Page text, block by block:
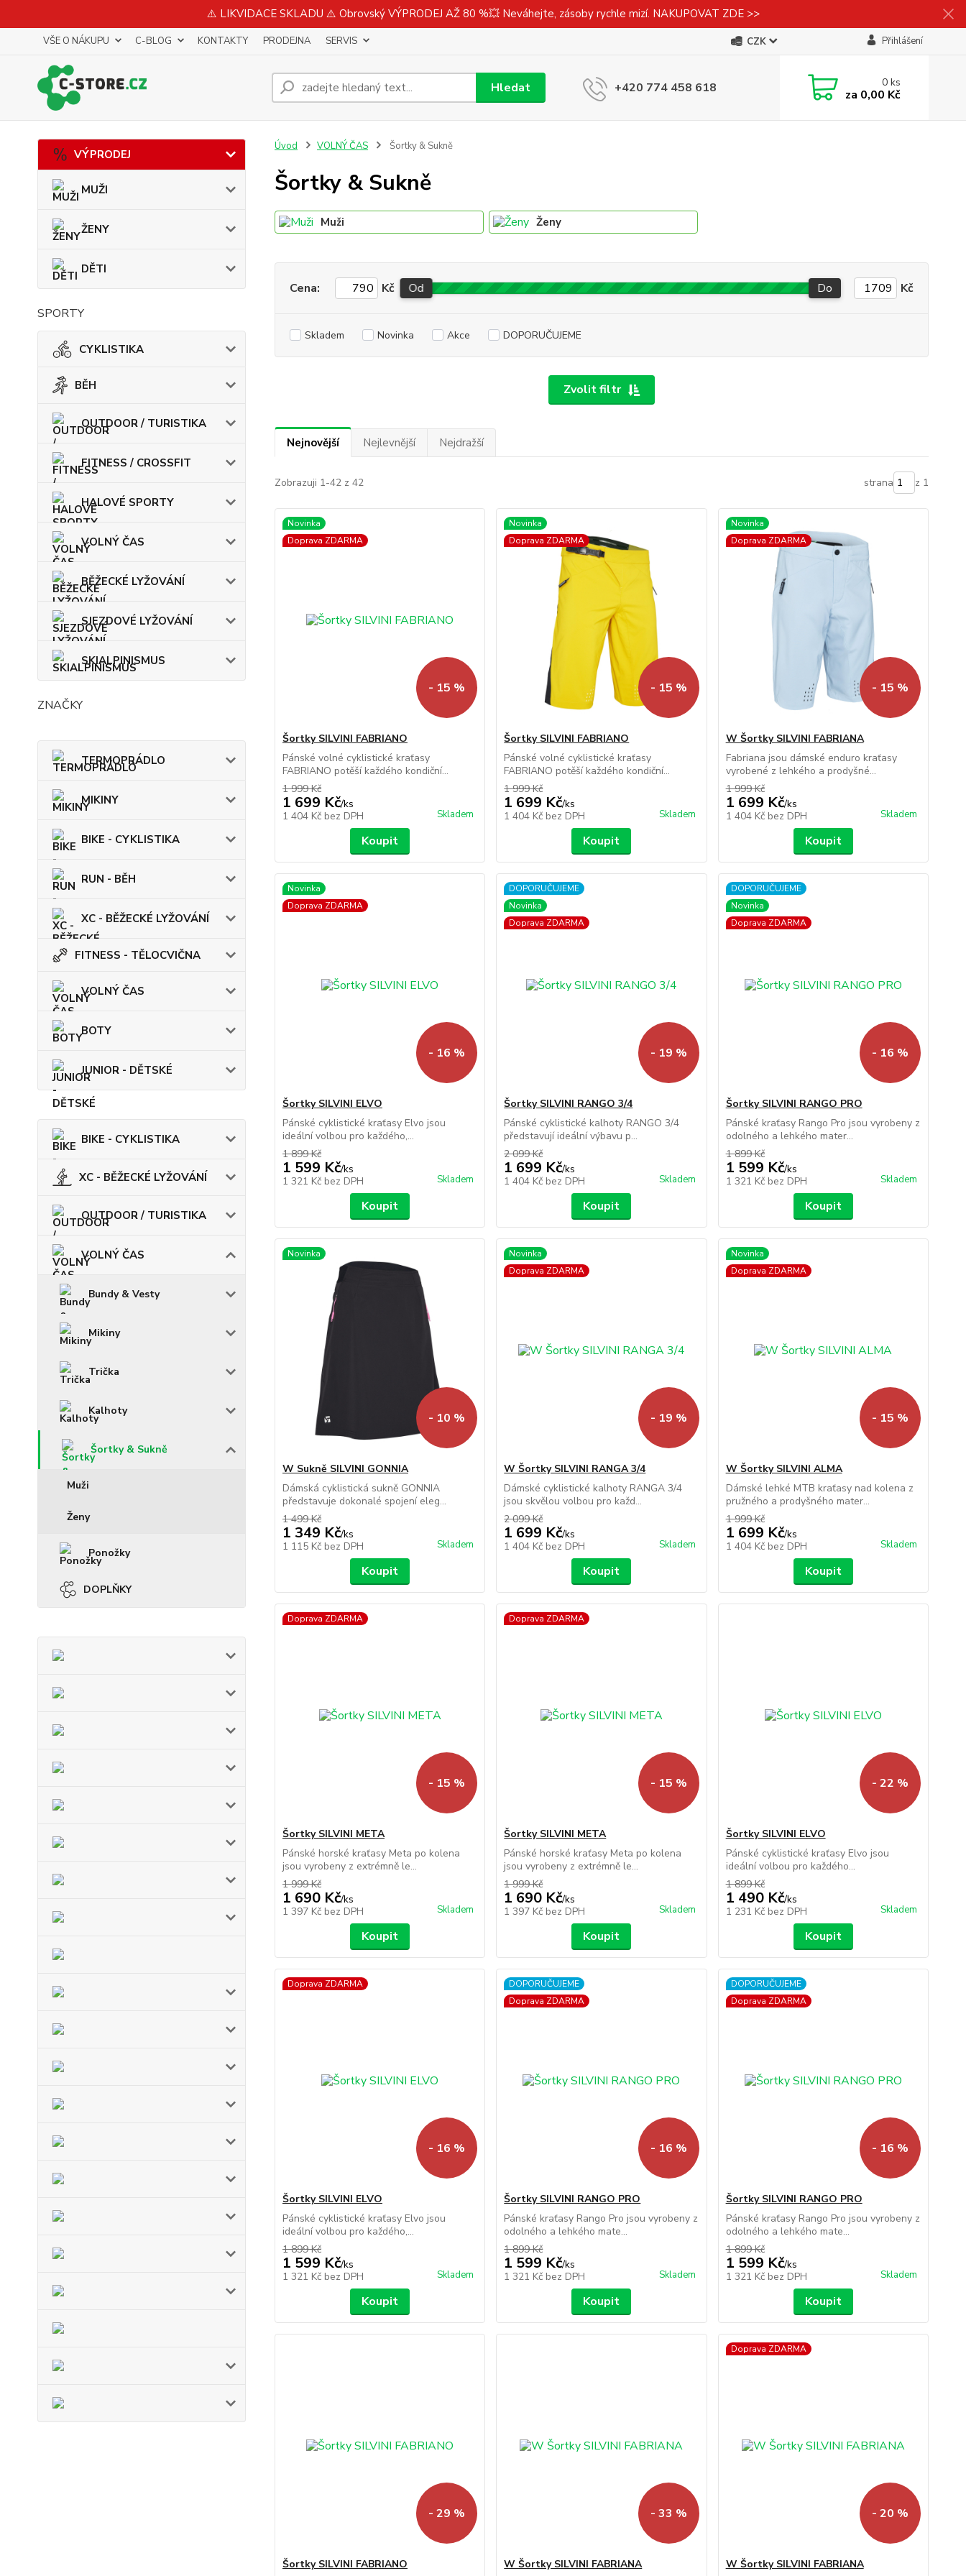
⚠️ LIKVIDACE SKLADU ⚠️ Obrovský VÝPRODEJ AŽ 80 %💥 Neváhejte, zásoby rychle mizí. NAKUPOVAT ZDE >>
VŠE O NÁKUPU C-BLOG KONTAKTY PRODEJNA SERVIS CZK Přihlášení
Hledat +420 774 458 618 0ks
za 0,00 Kč
VÝPRODEJ
MUŽI
ŽENY
DĚTI
SPORTY
CYKLISTIKA
BĚH
OUTDOOR / TURISTIKA
FITNESS / CROSSFIT
HALOVÉ SPORTY
VOLNÝ ČAS
BĚŽECKÉ LYŽOVÁNÍ
SJEZDOVÉ LYŽOVÁNÍ
SKIALPINISMUS
ZNAČKY
TERMOPRÁDLO
MIKINY
BIKE - CYKLISTIKA
RUN - BĚH
XC - BĚŽECKÉ LYŽOVÁNÍ
FITNESS - TĚLOCVIČNA
VOLNÝ ČAS
BOTY
JUNIOR - DĚTSKÉ
BIKE - CYKLISTIKA
XC - BĚŽECKÉ LYŽOVÁNÍ
OUTDOOR / TURISTIKA
VOLNÝ ČAS
Bundy & Vesty
Mikiny
Trička
Kalhoty
Šortky & Sukně
Muži
Ženy
Ponožky
DOPLŇKY
Úvod VOLNÝ ČAS Šortky & Sukně
Šortky & Sukně
Muži Ženy
Zvolit filtr
Cena: Kč Od Do Kč
Skladem Novinka Akce DOPORUČUJEME
Nejnovější Nejlevnější Nejdražší
Zobrazuji 1-42 z 42 strana z 1
Novinka
Doprava ZDARMA
- 15 %
Šortky SILVINI FABRIANO
Pánské volné cyklistické kraťasy
FABRIANO potěší každého kondiční...
1 999 Kč
1 699 Kč/ks
1 404 Kč bez DPH Skladem
Koupit
Novinka
Doprava ZDARMA
- 15 %
Šortky SILVINI FABRIANO
Pánské volné cyklistické kraťasy
FABRIANO potěší každého kondiční...
1 999 Kč
1 699 Kč/ks
1 404 Kč bez DPH Skladem
Koupit
Novinka
Doprava ZDARMA
- 15 %
W Šortky SILVINI FABRIANA
Fabriana jsou dámské enduro kraťasy
vyrobené z lehkého a prodyšné...
1 999 Kč
1 699 Kč/ks
1 404 Kč bez DPH Skladem
Koupit
Novinka
Doprava ZDARMA
- 16 %
Šortky SILVINI ELVO
Pánské cyklistické kraťasy Elvo jsou
ideální volbou pro každého,...
1 899 Kč
1 599 Kč/ks
1 321 Kč bez DPH Skladem
Koupit
DOPORUČUJEME
Novinka
Doprava ZDARMA
- 19 %
Šortky SILVINI RANGO 3/4
Pánské cyklistické kalhoty RANGO 3/4
představují ideální výbavu p...
2 099 Kč
1 699 Kč/ks
1 404 Kč bez DPH Skladem
Koupit
DOPORUČUJEME
Novinka
Doprava ZDARMA
- 16 %
Šortky SILVINI RANGO PRO
Pánské kraťasy Rango Pro jsou vyrobeny z
odolného a lehkého mater...
1 899 Kč
1 599 Kč/ks
1 321 Kč bez DPH Skladem
Koupit
Novinka
- 10 %
W Sukně SILVINI GONNIA
Dámská cyklistická sukně GONNIA
představuje dokonalé spojení eleg...
1 499 Kč
1 349 Kč/ks
1 115 Kč bez DPH Skladem
Koupit
Novinka
Doprava ZDARMA
- 19 %
W Šortky SILVINI RANGA 3/4
Dámské cyklistické kalhoty RANGA 3/4
jsou skvělou volbou pro každ...
2 099 Kč
1 699 Kč/ks
1 404 Kč bez DPH Skladem
Koupit
Novinka
Doprava ZDARMA
- 15 %
W Šortky SILVINI ALMA
Dámské lehké MTB kraťasy nad kolena z
pružného a prodyšného mater...
1 999 Kč
1 699 Kč/ks
1 404 Kč bez DPH Skladem
Koupit
Doprava ZDARMA
- 15 %
Šortky SILVINI META
Pánské horské kraťasy Meta po kolena
jsou vyrobeny z extrémně le...
1 999 Kč
1 690 Kč/ks
1 397 Kč bez DPH Skladem
Koupit
Doprava ZDARMA
- 15 %
Šortky SILVINI META
Pánské horské kraťasy Meta po kolena
jsou vyrobeny z extrémně le...
1 999 Kč
1 690 Kč/ks
1 397 Kč bez DPH Skladem
Koupit
- 22 %
Šortky SILVINI ELVO
Pánské cyklistické kraťasy Elvo jsou
ideální volbou pro každého...
1 899 Kč
1 490 Kč/ks
1 231 Kč bez DPH Skladem
Koupit
Doprava ZDARMA
- 16 %
Šortky SILVINI ELVO
Pánské cyklistické kraťasy Elvo jsou
ideální volbou pro každého,...
1 899 Kč
1 599 Kč/ks
1 321 Kč bez DPH Skladem
Koupit
DOPORUČUJEME
Doprava ZDARMA
- 16 %
Šortky SILVINI RANGO PRO
Pánské kraťasy Rango Pro jsou vyrobeny z
odolného a lehkého mate...
1 899 Kč
1 599 Kč/ks
1 321 Kč bez DPH Skladem
Koupit
DOPORUČUJEME
Doprava ZDARMA
- 16 %
Šortky SILVINI RANGO PRO
Pánské kraťasy Rango Pro jsou vyrobeny z
odolného a lehkého mate...
1 899 Kč
1 599 Kč/ks
1 321 Kč bez DPH Skladem
Koupit
- 29 %
Šortky SILVINI FABRIANO
- 33 %
W Šortky SILVINI FABRIANA
Doprava ZDARMA
- 20 %
W Šortky SILVINI FABRIANA